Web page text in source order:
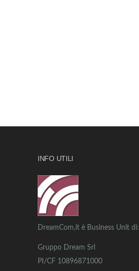
INFO UTILI
DreamCom,it è Business Unit di:
Gruppo Dream Srl
PI/CF 10896871000